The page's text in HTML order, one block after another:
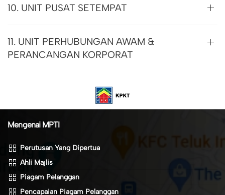
10. UNIT PUSAT SETEMPAT
11. UNIT PERHUBUNGAN AWAM &
PERANCANGAN KORPORAT
Mengenai MPTI
Perutusan Yang Dipertua
Ahli Majlis
Piagam Pelanggan
Pencapaian Piagam Pelanggan